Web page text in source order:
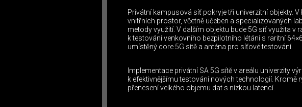
Privátní kampusová síť pokryje tři univerzitní objekty.
vnitřních prostor, včetně učeben a specializovaných
metody využití. V dalším objektu bude 5G síť využita
k testování venkovního bezpilotního létání s raritní
umístěný core 5G sítě a anténa pro síťové testování.
Implementace privátní SA 5G sítě v areálu univerzity
k efektivnějšímu testování nových technologií. Kromě
přenesení velkého objemu dat s nízkou latencí.